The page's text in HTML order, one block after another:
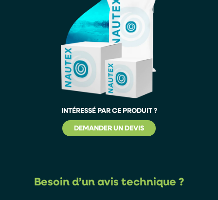
INTÉRESSÉ PAR CE PRODUIT ?
DEMANDER UN DEVIS
Besoin d’un avis technique ?